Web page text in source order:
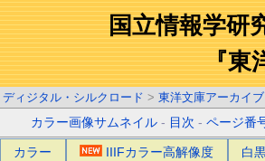
国立情報学研
『東
ディジタル・シルクロード > 東洋文庫アーカイブ
カラー画像サムネイル - 目次 -ページ番
カラー IIIFカラー高解像度 白